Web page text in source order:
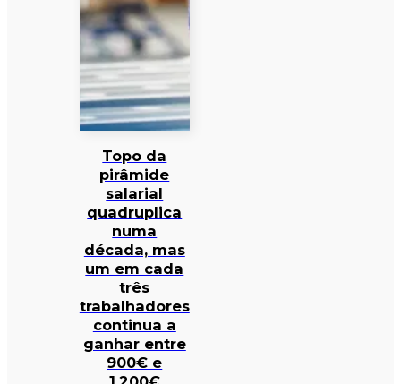
Topo da
pirâmide
salarial
quadruplica
numa
década, mas
um em cada
três
trabalhadores
continua a
ganhar entre
900€ e